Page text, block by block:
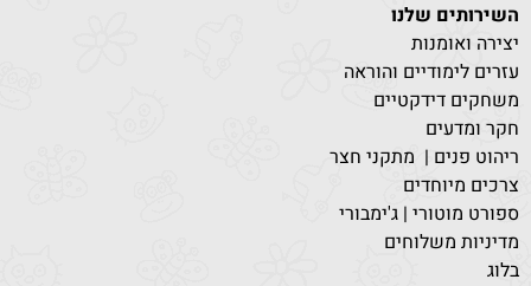
השירותים שלנו
יצירה ואומנות
עזרים לימודיים והוראה
משחקים דידקטיים
חקר ומדעים
ריהוט פנים | מתקני חצר
צרכים מיוחדים
ספורט מוטורי | ג'ימבורי
מדיניות משלוחים
בלוג